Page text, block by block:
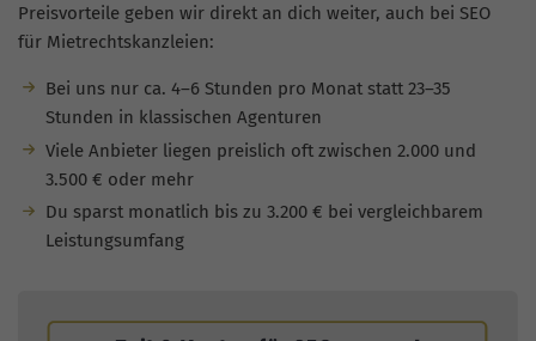
Preisvorteile geben wir direkt an dich weiter, auch bei SEO
für Mietrechtskanzleien:
Bei uns nur ca. 4–6 Stunden pro Monat statt 23–35
Stunden in klassischen Agenturen
Viele Anbieter liegen preislich oft zwischen 2.000 und
3.500 € oder mehr
Du sparst monatlich bis zu 3.200 € bei vergleichbarem
Leistungsumfang